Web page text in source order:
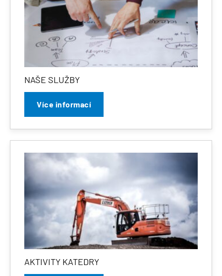
NAŠE SLUŽBY
Více informací
AKTIVITY KATEDRY